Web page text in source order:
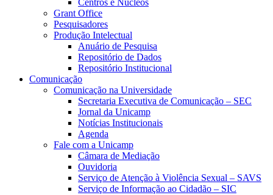
Centros e Núcleos
Grant Office
Pesquisadores
Produção Intelectual
Anuário de Pesquisa
Repositório de Dados
Repositório Institucional
Comunicação
Comunicação na Universidade
Secretaria Executiva de Comunicação – SEC
Jornal da Unicamp
Notícias Institucionais
Agenda
Fale com a Unicamp
Câmara de Mediação
Ouvidoria
Serviço de Atenção à Violência Sexual – SAVS
Serviço de Informação ao Cidadão – SIC